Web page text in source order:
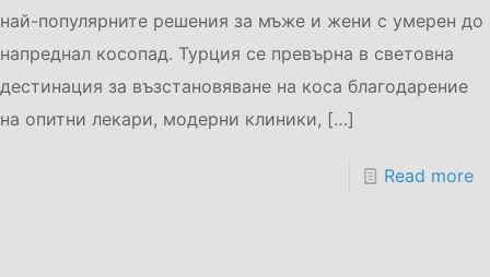
най-популярните решения за мъже и жени с умерен до
напреднал косопад. Турция се превърна в световна
дестинация за възстановяване на коса благодарение
на опитни лекари, модерни клиники, […]
Read more